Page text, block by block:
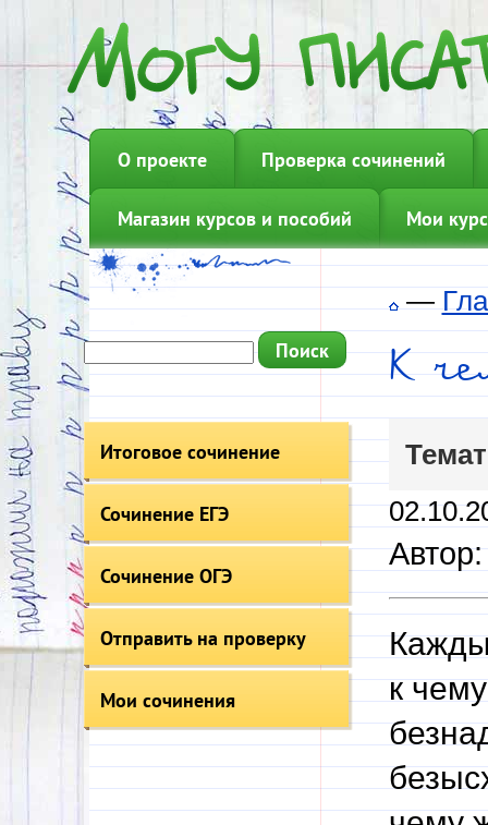
О проекте Проверка сочинений
Магазин курсов и пособий Мои
Итоговое сочинение
Сочинение ЕГЭ
Сочинение ОГЭ
Отправить на проверку
Мои сочинения
—
К
к